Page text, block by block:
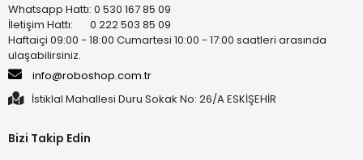
Whatsapp Hattı: 0 530 167 85 09
İletişim Hattı: 0 222 503 85 09
Haftaiçi 09:00 - 18:00 Cumartesi 10:00 - 17:00 saatleri arasında
ulaşabilirsiniz.
info@roboshop.com.tr
İstiklal Mahallesi Duru Sokak No: 26/A ESKİŞEHİR
Bizi Takip Edin